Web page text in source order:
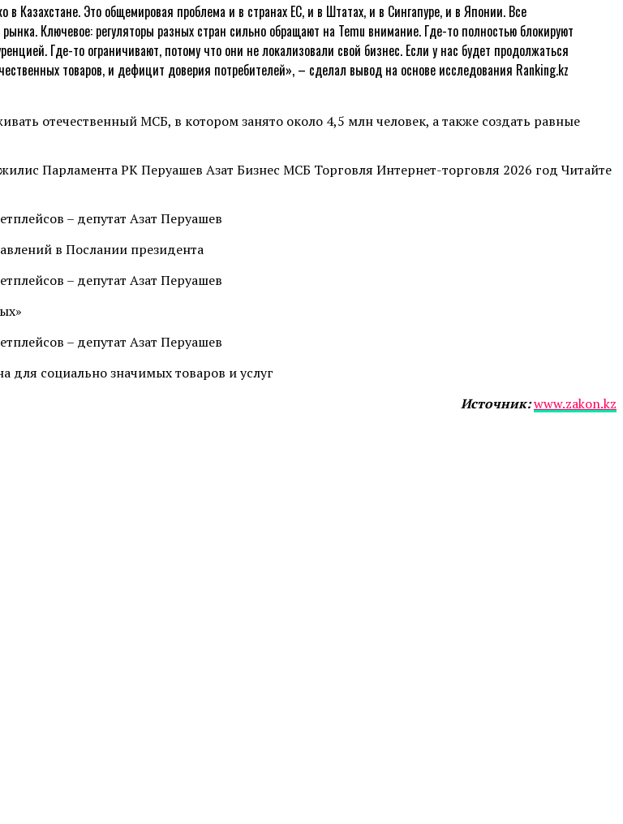
Казахстане. Это общемировая проблема и в странах ЕС, и в Штатах, и в Сингапуре, и в Японии. Все
Ключевое: регуляторы разных стран сильно обращают на Temu внимание. Где-то полностью блокируют
Где-то ограничивают, потому что они не локализовали свой бизнес. Если у нас будет продолжаться
товаров, и дефицит доверия потребителей», – сделал вывод на основе исследования Ranking.kz
отечественный МСБ, в котором занято около 4,5 млн человек, а также создать равные
Парламента РК Перуашев Азат Бизнес МСБ Торговля Интернет-торговля 2026 год Читайте
в Послании президента
для социально значимых товаров и услуг
Источник:www.zakon.kz